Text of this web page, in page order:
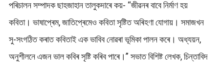
পৰিচালন সম্পাদক ছাহজাহান তালুকদাৰে কয়- “জীৱনৰ বাবে নিৰ্মাণ হয়
কবিতা। ভাষাপ্ৰেম, জাতিপ্ৰেমেও কবিতা সৃষ্টিত অৰিহণা যোগায়। সমাজখন
সু-সংগঠিত কৰাত কবিতাই এক ভাবিব নোৱৰা ভূমিকা পালন কৰে। অধ্যয়ন,
অনুশীলনে এজন ভাল কবিৰ সৃষ্টি কৰিব পাৰে।” সভাত বিশিষ্ট লেখক, চিন্তাবিদ